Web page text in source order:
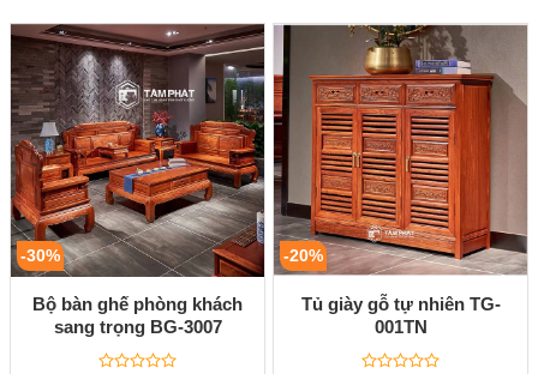
-30%
Bộ bàn ghế phòng khách
sang trọng BG-3007
-20%
Tủ giày gỗ tự nhiên TG-
001TN